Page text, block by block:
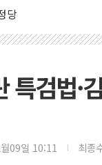
당
특검법·
09일 10:11 최종